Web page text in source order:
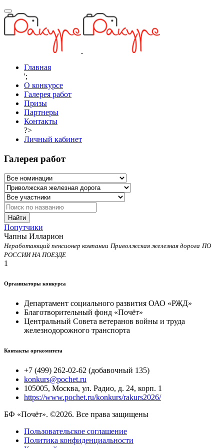
Главная
';
О конкурсе
Галерея работ
Призы
Партнеры
Контакты
?>
Личный кабинет
Галерея работ
Найти
Попутчики
Чапны Илларион
Неработающий пенсионер компании Приволжская железная дорога ПО
РОССИИ НА ПОЕЗДЕ
1
Организаторы конкурса
Департамент социального развития ОАО «РЖД»
Благотворительный фонд «Почёт»
Центральный Совета ветеранов войны и труда
железнодорожного транспорта
Контакты оргкомитета
+7 (499) 262-02-62 (добавочный 135)
konkurs@pochet.ru
105005, Москва, ул. Радио, д. 24, корп. 1
https://www.pochet.ru/konkurs/rakurs2026/
БФ «Почёт». ©2026. Все права защищены
Пользовательское соглашение
Политика конфиденциальности